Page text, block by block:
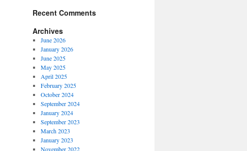
Recent Comments
Archives
June 2026
January 2026
June 2025
May 2025
April 2025
February 2025
October 2024
September 2024
January 2024
September 2023
March 2023
January 2023
November 2022